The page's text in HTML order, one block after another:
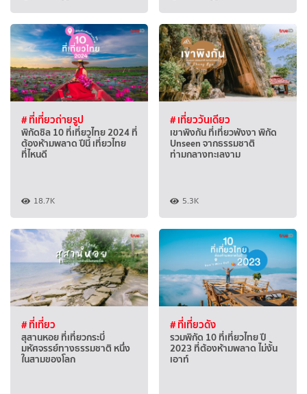
# ที่เที่ยวถ่ายรูป
พิกัดชิล 10 ที่เที่ยวไทย 2024 ที่
ต้องห้ามพลาด ปีนี้ เที่ยวไทย
ที่ไหนดี
18.7K
# เที่ยววันเดียว
เขาพิงกัน ที่เที่ยวพังงา พิกัด
Unseen จากธรรมชาติ
ท่ามกลางทะเลงาม
5.3K
# ที่เที่ยว
สุสานหอย ที่เที่ยวกระบี่
มหัศจรรย์ทางธรรมชาติ หนึ่ง
ในสามของโลก
# ที่เที่ยวดัง
รวมพิกัด 10 ที่เที่ยวไทย ปี
2023 ที่ต้องห้ามพลาด ไม่งั้น
เอาท์